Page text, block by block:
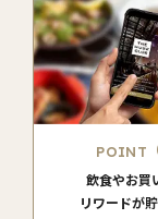
POINT
飲食やお買
リワードが